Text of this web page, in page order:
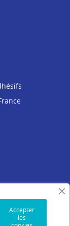
Accepter
les